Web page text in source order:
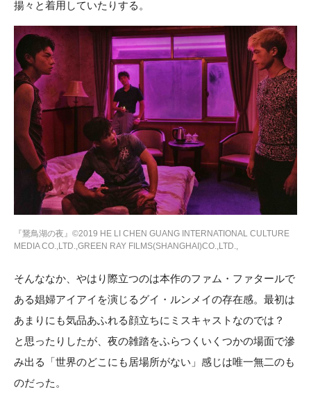
揚々と着用していたりする。
『鵞鳥湖の夜』©2019 HE LI CHEN GUANG INTERNATIONAL CULTURE
MEDIA CO.,LTD.,GREEN RAY FILMS(SHANGHAI)CO.,LTD.,
そんななか、やはり際立つのは本作のファム・ファタールで
ある娼婦アイアイを演じるグイ・ルンメイの存在感。最初は
あまりにも気品あふれる顔立ちにミスキャストなのでは？
と思ったりしたが、夜の雑踏をふらつくいくつかの場面で滲
み出る「世界のどこにも居場所がない」感じは唯一無二のも
のだった。